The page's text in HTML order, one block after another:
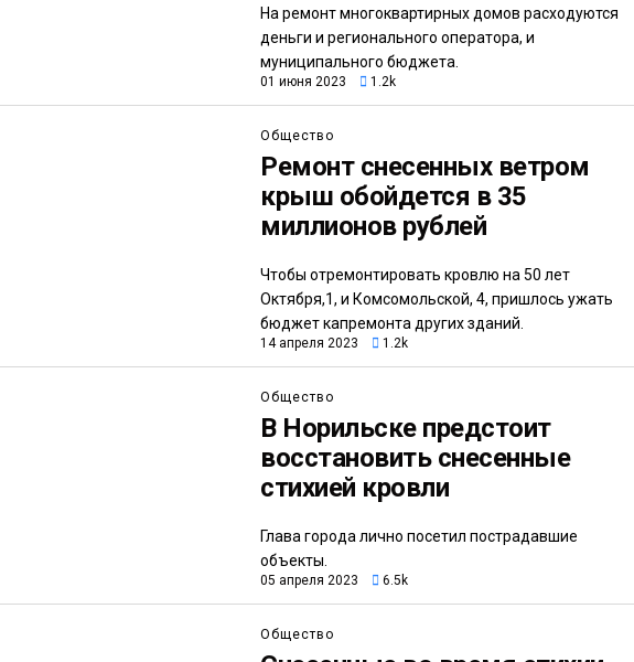
На ремонт многоквартирных домов расходуются
деньги и регионального оператора, и
муниципального бюджета.
01 июня 2023 1.2k
Общество
Ремонт снесенных ветром
крыш обойдется в 35
миллионов рублей
Чтобы отремонтировать кровлю на 50 лет
Октября,1, и Комсомольской, 4, пришлось ужать
бюджет капремонта других зданий.
14 апреля 2023 1.2k
Общество
В Норильске предстоит
восстановить снесенные
стихией кровли
Глава города лично посетил пострадавшие
объекты.
05 апреля 2023 6.5k
Общество